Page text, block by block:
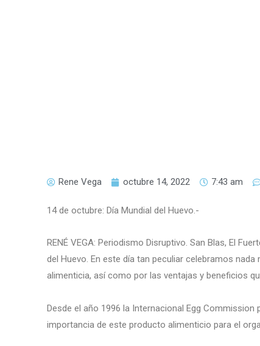
Rene Vega octubre 14, 2022 7:43 am
14 de octubre: Día Mundial del Huevo.-
RENÉ VEGA: Periodismo Disruptivo. San Blas, El
del Huevo. En este día tan peculiar celebramos
alimenticia, así como por las ventajas y beneficios
Desde el año 1996 la Internacional Egg
importancia de este producto alimenticio para el